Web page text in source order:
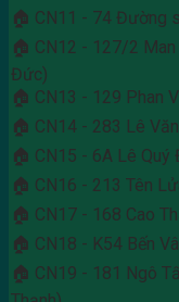
🏠 CN11 - 74 Đường
🏠 CN12 - 127/2 Man
Đức)
🏠 CN13 - 129 Phan
🏠 CN14 - 283 Lê
🏠 CN15 - 6A Lê Quý
🏠 CN16 - 213 Tên
🏠 CN17 - 168 Cao
🏠 CN18 - K54 Bến
🏠 CN19 - 181 Ngô